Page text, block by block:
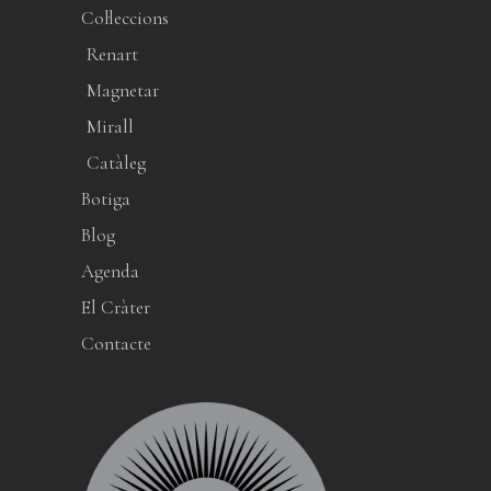
Col·leccions
Renart
Magnetar
Mirall
Catàleg
Botiga
Blog
Agenda
El Cràter
Contacte